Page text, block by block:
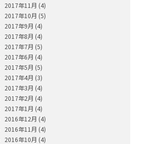
2017年11月 (4)
2017年10月 (5)
2017年9月 (4)
2017年8月 (4)
2017年7月 (5)
2017年6月 (4)
2017年5月 (5)
2017年4月 (3)
2017年3月 (4)
2017年2月 (4)
2017年1月 (4)
2016年12月 (4)
2016年11月 (4)
2016年10月 (4)